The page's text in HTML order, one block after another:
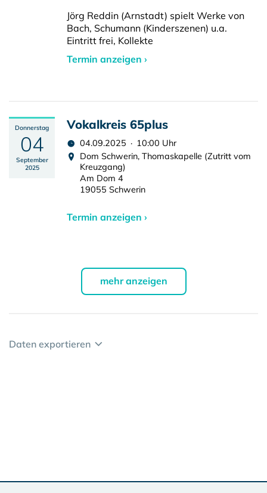
Jörg Reddin (Arnstadt) spielt Werke von
Bach, Schumann (Kinderszenen) u.a.
Eintritt frei, Kollekte
Termin anzeigen ›
Donnerstag
04
September
2025
Vokalkreis 65plus
04.09.2025 · 10:00 Uhr
Dom Schwerin, Thomaskapelle (Zutritt vom
Kreuzgang)
Am Dom 4
19055 Schwerin
Termin anzeigen ›
mehr anzeigen
Daten exportieren